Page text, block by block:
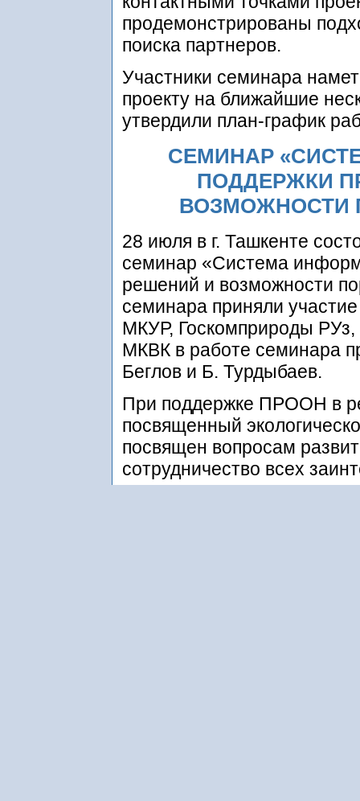
продемонстрированы
поиска партнеров.
Участники семинара
проекту на ближайшие
утвердили план-график
СЕМИНАР
ПОДДЕРЖКИ
ВОЗМОЖНОСТИ
28 июля в г. Ташкенте
семинар «Система
решений и возможности
семинара приняли
МКУР, Госкомприроды
МКВК в работе семинара
Беглов и Б. Турдыбаев.
При поддержке ПРООН в
посвященный
посвящен вопросам
сотрудничество всех